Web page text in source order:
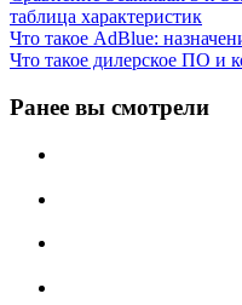
таблица характеристик
Что такое AdBlue:
Что такое дилерское ПО и
Ранее вы смотрели